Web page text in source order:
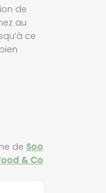
de
au
ce
de Soo
& Co